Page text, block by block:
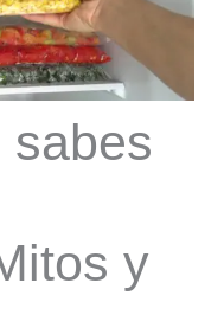
sabes
y